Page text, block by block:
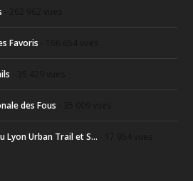
Favoris
des Fous
Lyon Urban Trail et S...